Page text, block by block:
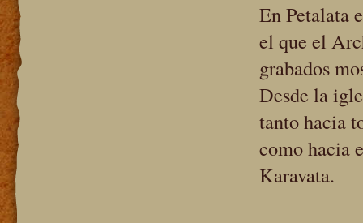
En Petalata
el que el
grabados
Desde la
tanto hacia
como hacia
Karavata.